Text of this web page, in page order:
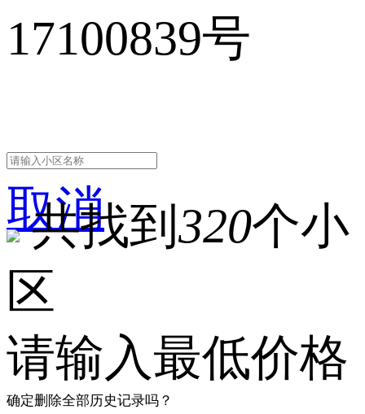
17100839号
取消
共找到320个小
区
请输入最低价格
确定删除全部历史记录吗？